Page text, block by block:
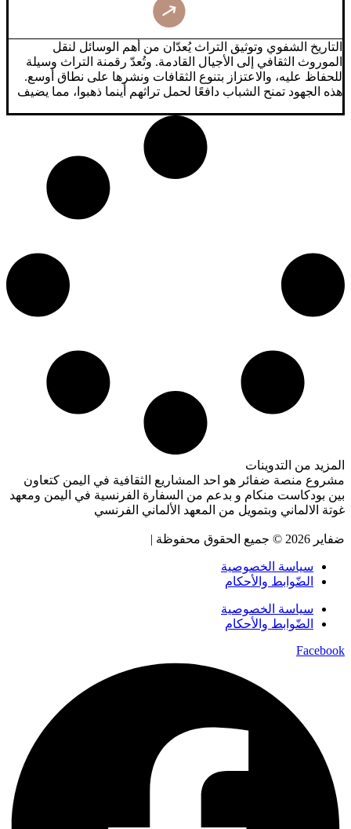
ذلك في توثيق هُويتنا التي دائماً ما تتعرض للتدمير والعبث والسرقة.
يعتبر التاريخ الشفوي أحد المصادر المهمة التي تعتني بتاريخ
المجتمعات والشعوب، حيث يوثق الذاكرة الحية للأجيال القادمة.
ويقدم هذا النوع من التاريخ صورة واقعية عن تفاصيل الأحداث
وطبيعة الحياة والعلاقات في المجتمع، لأنه يؤخذ من، أفواه
المعاصرين الذين كانوا شهودًا على أحداث معينة، أو ما يمكن أن
التاريخ الشفوي وتوثيق التراث يُعدّان من أهم الوسائل لنقل
الموروث الثقافي إلى الأجيال القادمة. وتُعدّ رقمنة التراث وسيلة
للحفاظ عليه، والاعتزاز بتنوع الثقافات ونشرها على نطاق أوسع.
هذه الجهود تمنح الشباب دافعًا لحمل تراثهم أينما ذهبوا، مما يضيف
إلى العالم بروح الشغف والاكتشاف. من وجهة نظري، التاريخ
الشفوي يُشبه إلى حد كبير صناعة محتوى تاريخي يعكس الفن
والتراث، لكنه يتجاوز ذلك بإضفاء بُعد شخصي ومعنوي على القصة،
بناءً على تجربة الباحث وواقعه أثناء البحث. فكل معلومة تُكتشف
ليست مجرد جزء من الماضي، بل هي بوابة لمشاعر وتجارب
مرتبطة بها. أحيانًا يكون دور الباحث أشبه بمنقّب عن آثار تاريخية،
حيث يرى الأحداث بعين من يكتب لهم، ويضيف حياة إلى كل مرحلة
التاريخ، مما يسهم في صناعة سردية متجددة للتاريخ الذي كاد أن
يضيع.
المزيد من التدوينات
مشروع منصة ضفائر هو احد المشاريع الثقافية في اليمن كتعاون
بين بودكاست منكام و بدعم من السفارة الفرنسية في اليمن ومعهد
غوتة الالماني وبتمويل من المعهد الألماني الفرنسي
ضفاير 2026 © جميع الحقوق محفوظة |
سياسة الخصوصية
الضّوابط والأحكام
سياسة الخصوصية
الضّوابط والأحكام
Facebook